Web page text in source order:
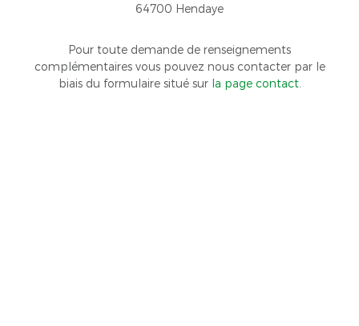
64700 Hendaye
Pour toute demande de renseignements
complémentaires vous pouvez nous contacter par le
biais du formulaire situé sur la page contact.